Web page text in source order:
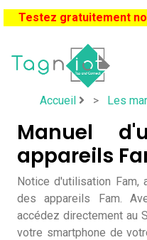
Testez gratuitement
Accueil > Les
Manuel
appareils
Notice d'utilisation Fam,
des appareils Fam.
accédez directement au
votre smartphone de